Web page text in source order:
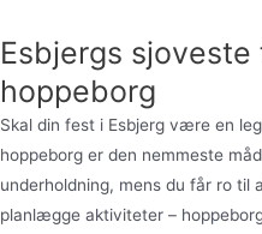
Esbjergs sjoveste
hoppeborg
Skal din fest i Esbjerg være en
hoppeborg er den nemmeste
underholdning, mens du får ro til
planlægge aktiviteter –